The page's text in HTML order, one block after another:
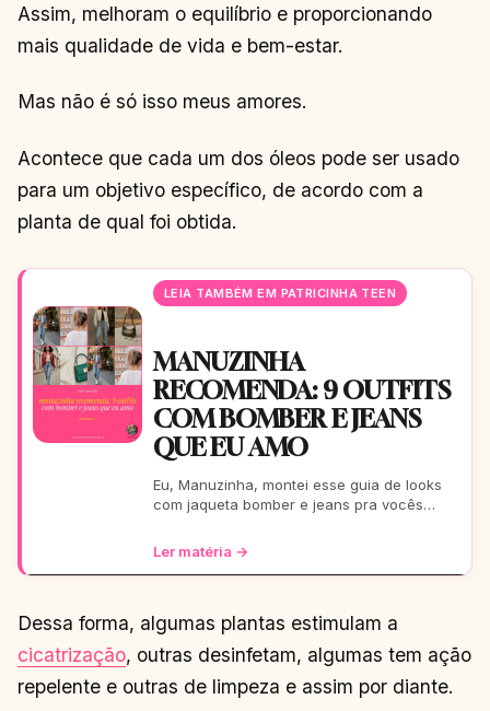
Assim, melhoram o equilíbrio e proporcionando
mais qualidade de vida e bem-estar.
Mas não é só isso meus amores.
Acontece que cada um dos óleos pode ser usado
para um objetivo específico, de acordo com a
planta de qual foi obtida.
LEIA TAMBÉM EM PATRICINHA TEEN
MANUZINHA
RECOMENDA: 9 OUTFITS
COM BOMBER E JEANS
QUE EU AMO
Eu, Manuzinha, montei esse guia de looks
com jaqueta bomber e jeans pra vocês
Tudo testado e aprova
Ler matéria →
Dessa forma, algumas plantas estimulam a
cicatrização, outras desinfetam, algumas tem ação
repelente e outras de limpeza e assim por diante.